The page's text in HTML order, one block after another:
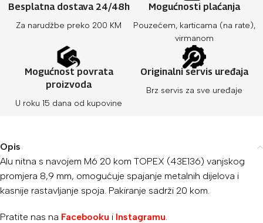
Besplatna dostava 24/48h
Za narudžbe preko 200 KM
Mogućnosti plaćanja
Pouzećem, karticama (na rate),
virmanom
Mogućnost povrata
proizvoda
U roku 15 dana od kupovine
Originalni servis uređaja
Brz servis za sve uređaje
Opis
Alu nitna s navojem M6 20 kom TOPEX (43E136) vanjskog
promjera 8,9 mm, omogućuje spajanje metalnih dijelova i
kasnije rastavljanje spoja. Pakiranje sadrži 20 kom.
Pratite nas na Facebooku i Instagramu